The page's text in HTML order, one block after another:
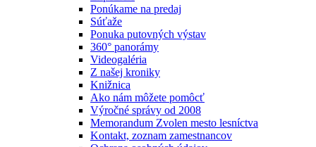
Ponúkame na predaj
Súťaže
Ponuka putovných výstav
360° panorámy
Videogaléria
Z našej kroniky
Knižnica
Ako nám môžete pomôcť
Výročné správy od 2008
Memorandum Zvolen mesto lesníctva
Kontakt, zoznam zamestnancov